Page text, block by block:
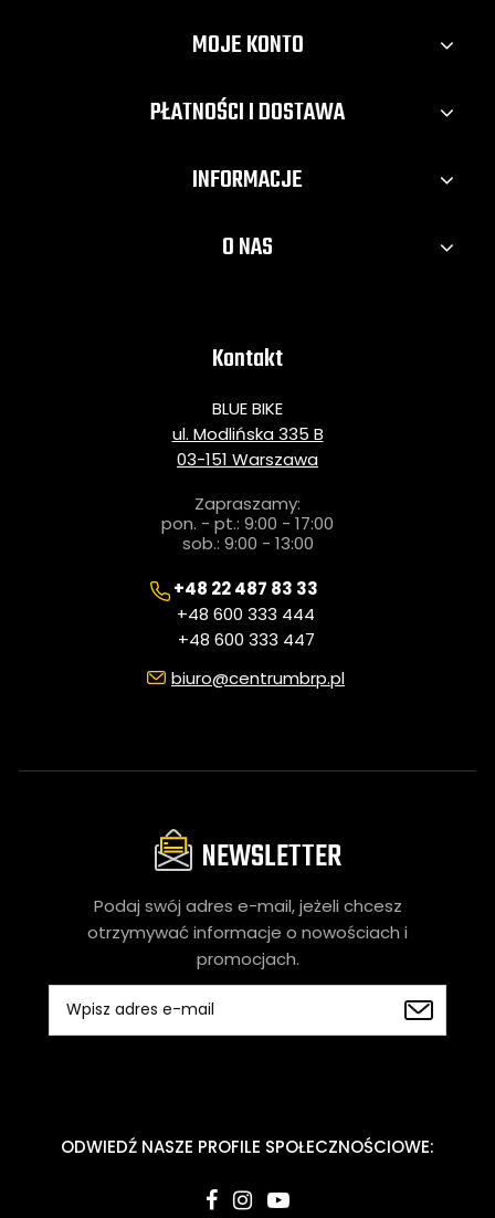
MOJE KONTO
PŁATNOŚCI I DOSTAWA
INFORMACJE
O NAS
Kontakt
BLUE BIKE
ul. Modlińska 335 B
03-151 Warszawa
Zapraszamy:
pon. - pt.: 9:00 - 17:00
sob.: 9:00 - 13:00
+48 22 487 83 33
+48 600 333 444
+48 600 333 447
biuro@centrumbrp.pl
NEWSLETTER
Podaj swój adres e-mail, jeżeli chcesz
otrzymywać informacje o nowościach i
promocjach.
ODWIEDŹ NASZE PROFILE SPOŁECZNOŚCIOWE: